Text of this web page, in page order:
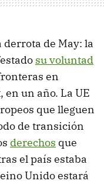
derrota de May: la
su voluntad
en
un año. La UE
que lleguen
de transición
derechos que
el país estaba
Unido estará